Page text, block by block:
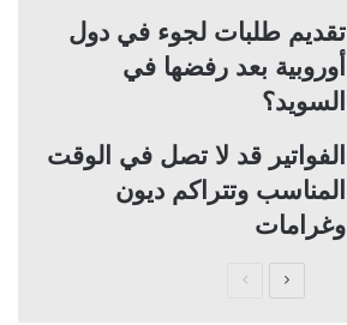
تقديم طلبات لجوء في دول
أوروبية بعد رفضها في
السويد؟
الفواتير قد لا تصل في الوقت
المناسب وتتراكم ديون
وغرامات